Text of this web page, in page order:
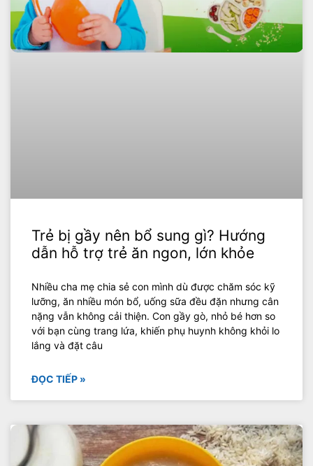
Trẻ bị gầy nên bổ sung gì? Hướng
dẫn hỗ trợ trẻ ăn ngon, lớn khỏe
Nhiều cha mẹ chia sẻ con mình dù được chăm sóc kỹ
lưỡng, ăn nhiều món bổ, uống sữa đều đặn nhưng cân
nặng vẫn không cải thiện. Con gầy gò, nhỏ bé hơn so
với bạn cùng trang lứa, khiến phụ huynh không khỏi lo
lắng và đặt câu
ĐỌC TIẾP »